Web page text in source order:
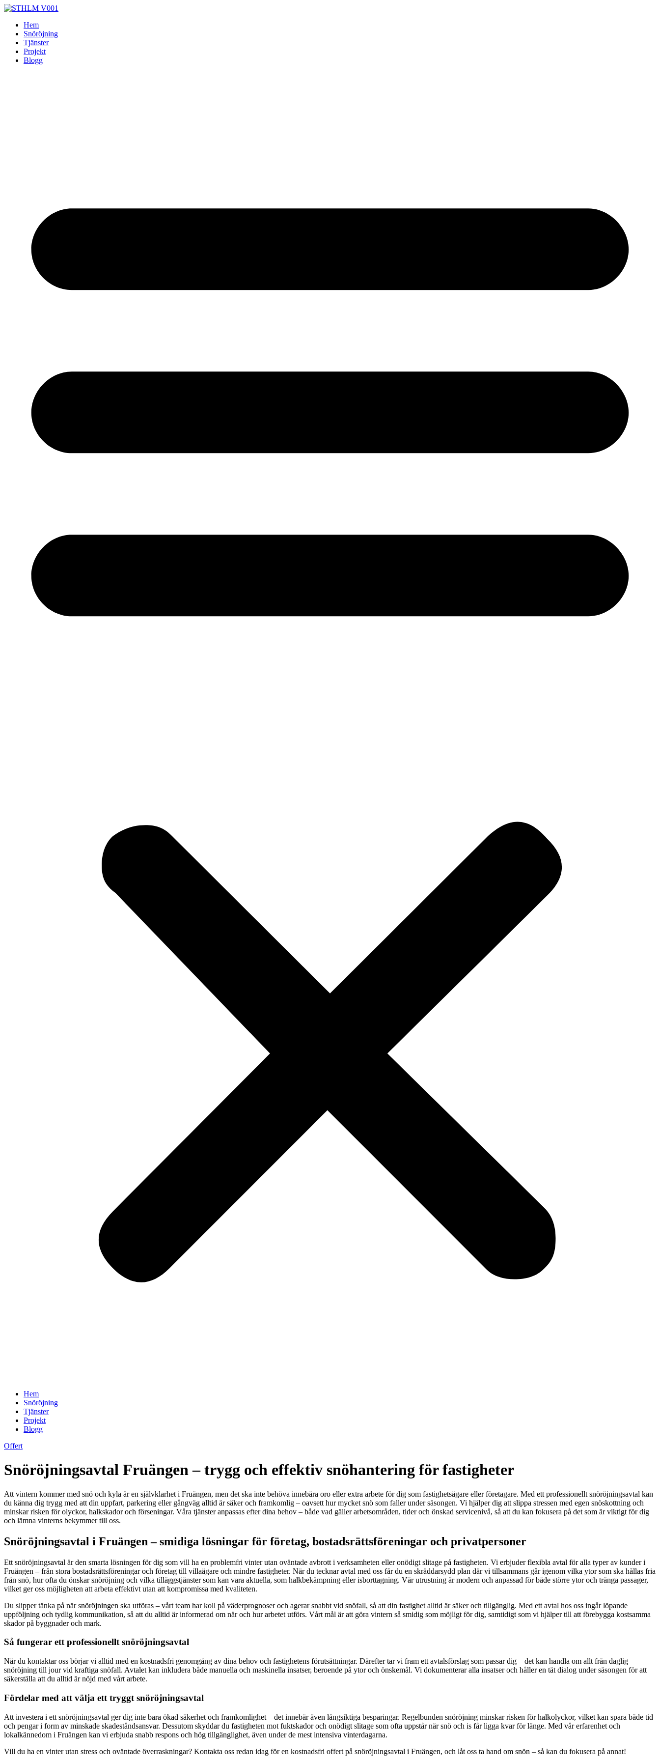
Skip
contentHem
Snöröjning
Tjänster
Projekt
Blogg
Hem
Snöröjning
Tjänster
Projekt
Blogg
Offert
Snöröjningsavtal Fruängen – trygg och effektiv snöhantering för fastigheter
Att vintern kommer med snö och kyla är en självklarhet i Fruängen, men det ska inte behöva innebära oro eller extra arbete för dig som fastighetsägare eller företagare. Med ett professionellt snöröjningsavtal kan
du känna dig trygg med att din uppfart, parkering eller gångväg alltid är säker och framkomlig – oavsett hur mycket snö som faller under säsongen. Vi hjälper dig att slippa stressen med egen snöskottning och
minskar risken för olyckor, halkskador och förseningar. Våra tjänster anpassas efter dina behov – både vad gäller arbetsområden, tider och önskad servicenivå, så att du kan fokusera på det som är viktigt för dig
och lämna vinterns bekymmer till oss.
Snöröjningsavtal i Fruängen – smidiga lösningar för företag, bostadsrättsföreningar och privatpersoner
Ett snöröjningsavtal är den smarta lösningen för dig som vill ha en problemfri vinter utan oväntade avbrott i verksamheten eller onödigt slitage på fastigheten. Vi erbjuder flexibla avtal för alla typer av kunder i
Fruängen – från stora bostadsrättsföreningar och företag till villaägare och mindre fastigheter. När du tecknar avtal med oss får du en skräddarsydd plan där vi tillsammans går igenom vilka ytor som ska hållas fria
från snö, hur ofta du önskar snöröjning och vilka tilläggstjänster som kan vara aktuella, som halkbekämpning eller isborttagning. Vår utrustning är modern och anpassad för både större ytor och trånga passager,
vilket ger oss möjligheten att arbeta effektivt utan att kompromissa med kvaliteten.
Du slipper tänka på när snöröjningen ska utföras – vårt team har koll på väderprognoser och agerar snabbt vid snöfall, så att din fastighet alltid är säker och tillgänglig. Med ett avtal hos oss ingår löpande
uppföljning och tydlig kommunikation, så att du alltid är informerad om när och hur arbetet utförs. Vårt mål är att göra vintern så smidig som möjligt för dig, samtidigt som vi hjälper till att förebygga kostsamma
skador på byggnader och mark.
Så fungerar ett professionellt snöröjningsavtal
När du kontaktar oss börjar vi alltid med en kostnadsfri genomgång av dina behov och fastighetens förutsättningar. Därefter tar vi fram ett avtalsförslag som passar dig – det kan handla om allt från daglig
snöröjning till jour vid kraftiga snöfall. Avtalet kan inkludera både manuella och maskinella insatser, beroende på ytor och önskemål. Vi dokumenterar alla insatser och håller en tät dialog under säsongen för att
säkerställa att du alltid är nöjd med vårt arbete.
Fördelar med att välja ett tryggt snöröjningsavtal
Att investera i ett snöröjningsavtal ger dig inte bara ökad säkerhet och framkomlighet – det innebär även långsiktiga besparingar. Regelbunden snöröjning minskar risken för halkolyckor, vilket kan spara både tid
och pengar i form av minskade skadeståndsansvar. Dessutom skyddar du fastigheten mot fuktskador och onödigt slitage som ofta uppstår när snö och is får ligga kvar för länge. Med vår erfarenhet och
lokalkännedom i Fruängen kan vi erbjuda snabb respons och hög tillgänglighet, även under de mest intensiva vinterdagarna.
Vill du ha en vinter utan stress och oväntade överraskningar? Kontakta oss redan idag för en kostnadsfri offert på snöröjningsavtal i Fruängen, och låt oss ta hand om snön – så kan du fokusera på annat!